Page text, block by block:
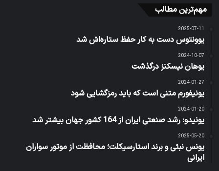
مهم‌ترین مطالب
2025-07-11
یوونتوس دست به کار حفظ ستاره‌اش شد
2024-10-07
یوهان نیسکنز درگذشت
2024-01-27
یونیفورم متنی است که باید رمزگشایی شود
2024-01-20
یونیدو: رشد صنعتی ایران از 164 کشور جهان بیشتر شد
2025-05-20
یونس نبئی و برند استارسیکلت؛ محافظت از موتور سواران
ایرانی